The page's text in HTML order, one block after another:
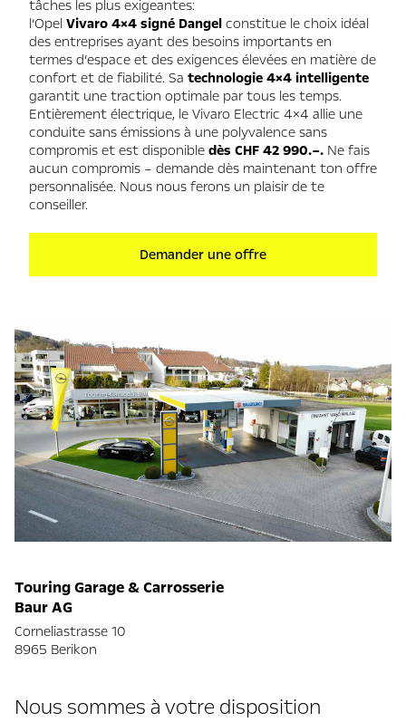
tâches les plus exigeantes:
l’Opel Vivaro 4×4 signé Dangel constitue le choix idéal
des entreprises ayant des besoins importants en
termes d’espace et des exigences élevées en matière de
confort et de fiabilité. Sa technologie 4×4 intelligente
garantit une traction optimale par tous les temps.
Entièrement électrique, le Vivaro Electric 4×4 allie une
conduite sans émissions à une polyvalence sans
compromis et est disponible dès CHF 42 990.–. Ne fais
aucun compromis – demande dès maintenant ton offre
personnalisée. Nous nous ferons un plaisir de te
conseiller.
Demander une offre
Touring Garage & Carrosserie
Baur AG
Corneliastrasse 10
8965 Berikon
Nous sommes à votre disposition